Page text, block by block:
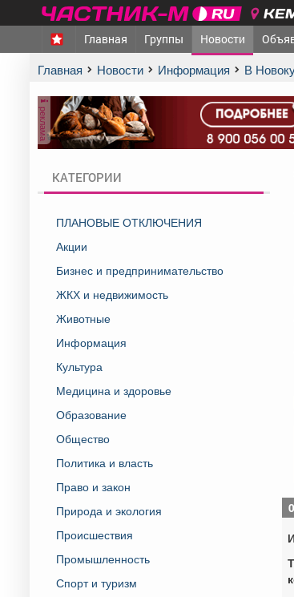
Главная Группы Новости
Главная Новости Информация ️В
реклама
КАТЕГОРИИ
ПЛАНОВЫЕ ОТКЛЮЧЕНИЯ
Акции
Бизнес и предпринимательство
ЖКХ и недвижимость
Животные
Информация
Культура
Медицина и здоровье
Образование
Общество
Политика и власть
Право и закон
Природа и экология
Происшествия
Промышленность
Спорт и туризм